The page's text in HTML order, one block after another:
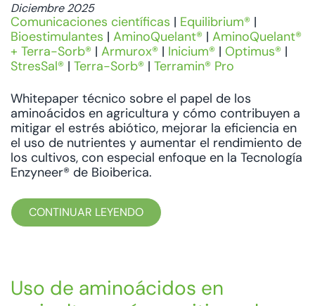
Diciembre 2025
Comunicaciones científicas | Equilibrium® |
Bioestimulantes | AminoQuelant® | AminoQuelant®
+ Terra-Sorb® | Armurox® | Inicium® | Optimus® |
StresSal® | Terra-Sorb® | Terramin® Pro
Whitepaper técnico sobre el papel de los
aminoácidos en agricultura y cómo contribuyen a
mitigar el estrés abiótico, mejorar la eficiencia en
el uso de nutrientes y aumentar el rendimiento de
los cultivos, con especial enfoque en la Tecnología
Enzyneer® de Bioiberica.
CONTINUAR LEYENDO
Uso de aminoácidos en